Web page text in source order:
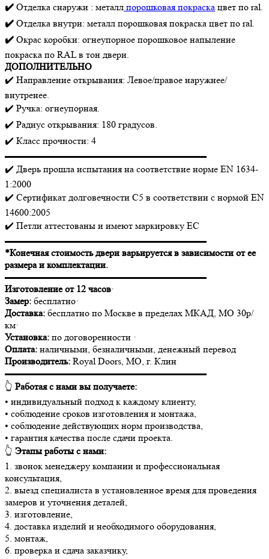
✔️ Отделка снаружи : металл порошковая покраска цвет по ral.
✔️ Отделка внутри: металл порошковая покраска цвет по ral.
✔️ Окрас коробки: огнеупорное порошковое напыление
покраска по RAL в тон двери.
ДОПОЛНИТЕЛЬНО
✔️ Направление открывания: Левое/правое наружнее/
внутренее.
✔️ Ручка: огнеупорная.
✔️ Радиус открывания: 180 градусов.
✔️ Класс прочности: 4
▬▬▬▬▬▬▬▬▬▬▬▬▬▬▬▬▬▬▬▬▬
✔️ Дверь прошла испытания на соответствие норме EN 1634-
1:2000
✔️ Сертификат долговечности C5 в соответствии с нормой EN
14600:2005
✔️ Петли аттестованы и имеют маркировку EC
▬▬▬▬▬▬▬▬▬▬▬▬▬▬▬▬▬▬▬▬▬
*Конечная стоимость двери варьируется в зависимости от ее
размера и комплектации.
▬▬▬▬▬▬▬▬▬▬▬▬▬▬▬▬▬▬▬▬▬
Изготовление от 12 часов·
Замер: бесплатно·
Доставка: бесплатно по Москве в пределах МКАД, МО 30р/
км·
Установка: по договоренности ·
Оплата: наличными, безналичными, денежный перевод
Производитель: Royal Doors, МО, г. Клин
▬▬▬▬▬▬▬▬▬▬▬▬▬▬▬▬▬▬▬▬▬
👆 Работая с нами вы получаете:
• индивидуальный подход к каждому клиенту,
• соблюдение сроков изготовления и монтажа,
• соблюдение действующих норм производства,
• гарантия качества после сдачи проекта.
👆 Этапы работы с нами:
1. звонок менеджеру компании и профессиональная
консультация,
2. выезд специалиста в установленное время для проведения
замеров и уточнения деталей,
3. изготовление,
4. доставка изделий и необходимого оборудования,
5. монтаж,
6. проверка и сдача заказчику,